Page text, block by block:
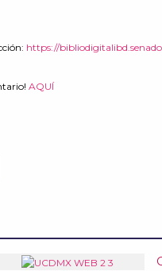
https://
AQUÍ